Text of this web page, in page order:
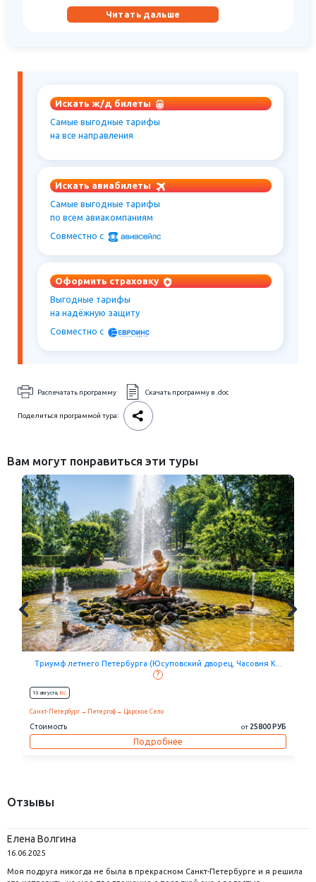
Читать дальше
Искать ж/д билеты
Самые выгодные тарифы
на все направления
Искать авиабилеты
Самые выгодные тарифы
по всем авиакомпаниям
Совместно c
Оформить страховку
Выгодные тарифы
на надёжную защиту
Совместно c
Распечатать программу Скачать программу в .doc
Поделиться программой тура:
Вам могут понравиться эти туры
Всё самое главное в Петербурге за два дня (Эрмитаж, пар...
Санкт-Петербург
Стоимость
Отзывы
Елена Волгина
16.06.2025
Моя подруга никогда не была в прекрасном Санкт-Петербурге и я решила